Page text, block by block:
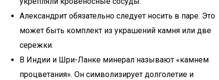
Александрит обязательно следует носить в паре. Это
может быть комплект из украшений камня или две
сережки.
В Индии и Шри-Ланке минерал называют «камнем
процветания». Он символизирует долголетие и